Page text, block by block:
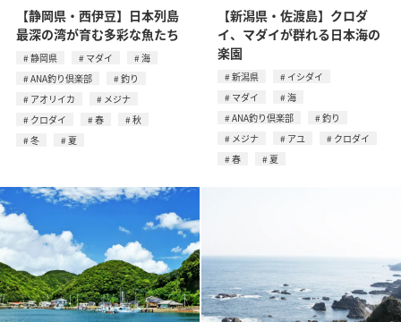
【静岡県・西伊豆】日本列島
最深の湾が育む多彩な魚たち
静岡県 マダイ
海
ANA釣り倶楽部
釣り
アオリイカ
メジナ
クロダイ
春
秋
冬
夏
【新潟県・佐渡島】クロダ
イ、マダイが群れる日本海の
楽園
新潟県
イシダイ
マダイ
海
ANA釣り倶楽部
釣り
メジナ
アユ
クロダイ
春
夏